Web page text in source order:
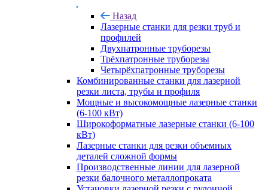
Назад
Лазерные станки для резки труб и
профилей
Двухпатронные труборезы
Трёхпатронные труборезы
Четырёхпатронные труборезы
Комбинированные станки для лазерной
резки листа, трубы и профиля
Мощные и высокомощные лазерные станки
(6-100 кВт)
Широкоформатные лазерные станки (6-100
кВт)
Лазерные станки для резки объемных
деталей сложной формы
Производственные линии для лазерной
резки балочного металлопроката